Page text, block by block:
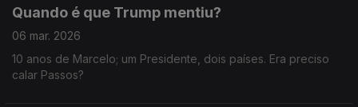
Quando é que Trump mentiu?
06 mar. 2026
10 anos de Marcelo; um Presidente, dois países. Era preciso
calar Passos?